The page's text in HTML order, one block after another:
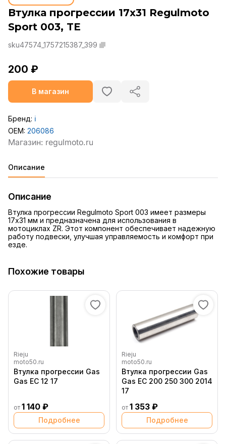
Втулка прогрессии 17x31 Regulmoto
Sport 003, TE
sku47574_1757215387_399
200 ₽
В магазин
Бренд: ℹ️
OEM: 206086
Описание
Описание
Втулка прогрессии Regulmoto Sport 003 имеет размеры
17x31 мм и предназначена для использования в
мотоциклах ZR. Этот компонент обеспечивает надежную
работу подвески, улучшая управляемость и комфорт при
езде.
Похожие товары
Rieju
moto50.ru
Втулка прогрессии Gas
Gas EC 12 17
от 1 140 ₽
Подробнее
Rieju
moto50.ru
Втулка прогрессии Gas
Gas EC 200 250 300 2014
17
от 1 353 ₽
Подробнее